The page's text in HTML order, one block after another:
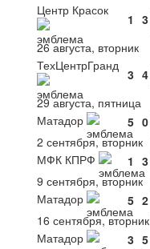
Центр Красок
1 3
26 августа, вторник
ТехЦентрГранд
3 4
29 августа, пятница
Матадор
5 0
2 сентября, вторник
МФК КПРФ
1 3
9 сентября, вторник
Матадор
5 2
16 сентября, вторник
Матадор
3 5